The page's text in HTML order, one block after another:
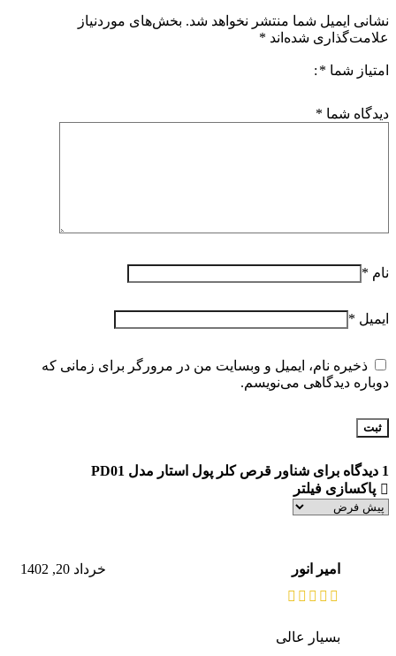
1 دیدگاه برای
شناور قرص کلر پول استار مدل PD01
پاکسازی فیلتر
امیر انور خرداد 20, 1402
بسیار عالی
نشانی ایمیل شما منتشر نخواهد شد. بخش‌های موردنیاز
علامت‌گذاری شده‌اند *
امتیاز شما *
دیدگاه شما *
نام *
ایمیل *
ذخیره نام، ایمیل و وبسایت من در مرورگر برای زمانی که
دوباره دیدگاهی می‌نویسم.